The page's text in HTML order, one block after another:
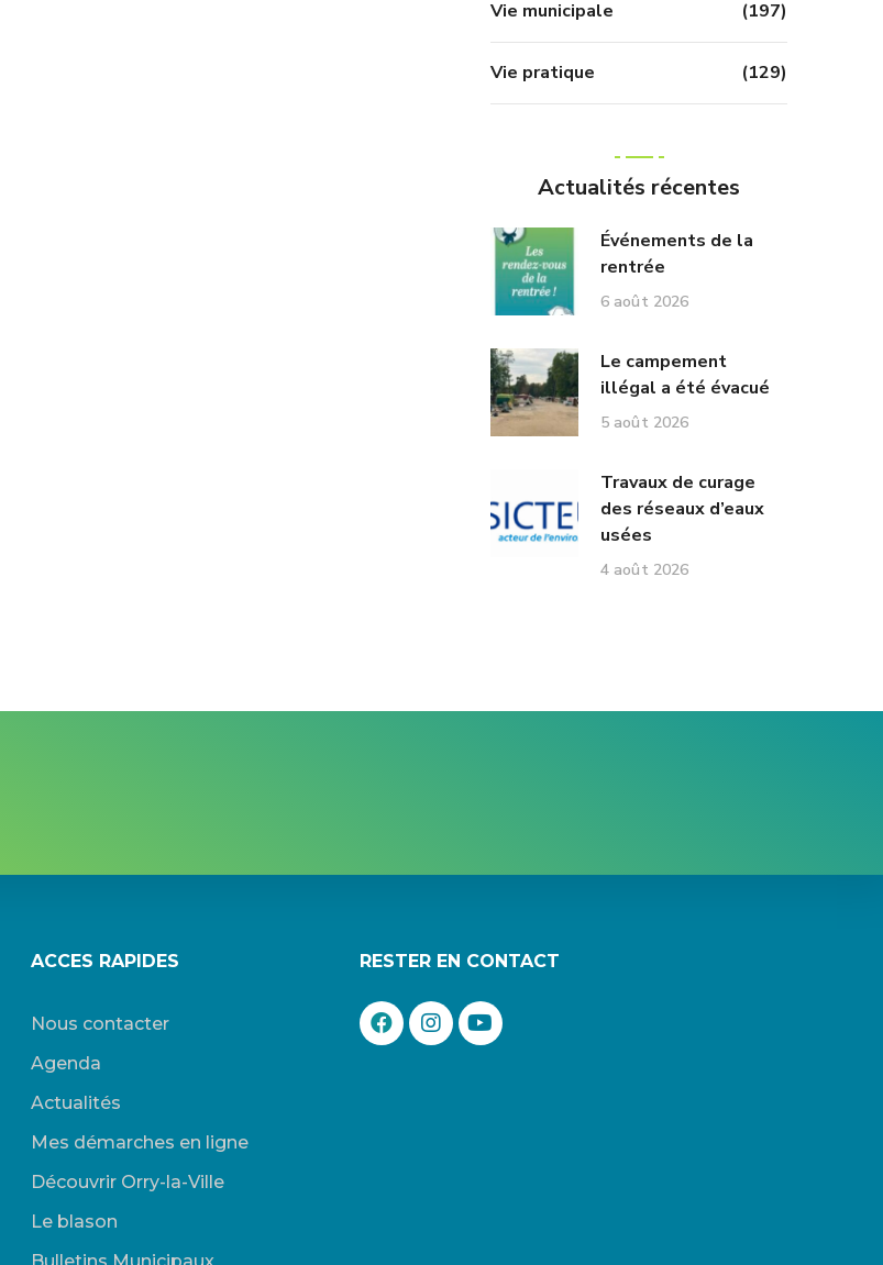
Vie municipale (197)
Vie pratique (129)
Actualités récentes
Événements de la
rentrée
6 août 2026
Le campement
illégal a été évacué
5 août 2026
Travaux de curage
des réseaux d’eaux
usées
4 août 2026
ACCES RAPIDES
Nous contacter
Agenda
Actualités
Mes démarches en ligne
Découvrir Orry-la-Ville
Le blason
RESTER EN CONTACT